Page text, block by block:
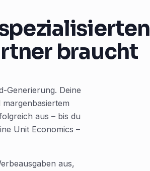
braucht
Generierung. Deine
aus – bis du
Unit Economics –
aus,